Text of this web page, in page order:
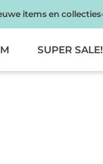
items en collecties
SUPER SALE!